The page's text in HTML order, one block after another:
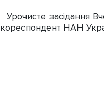
Урочисте засідання
кореспондент НАН